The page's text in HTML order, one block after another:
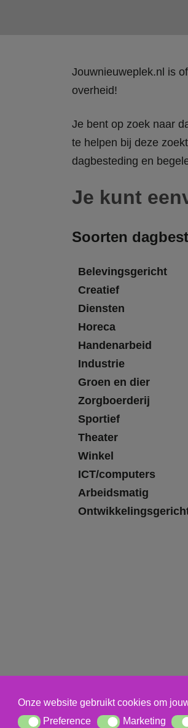
Jouwnieuweplek.nl is
overheid!
Je bent op zoek naar
te helpen bij deze
dagbesteding en
Je kunt
Soorten
Belevingsgericht
Creatief
Diensten
Horeca
Handenarbeid
Industrie
Groen en dier
Zorgboerderij
Sportief
Theater
Winkel
ICT/computers
Arbeidsmatig
Onze website gebruikt cookies om
PreferencePreference MarketingMarketing